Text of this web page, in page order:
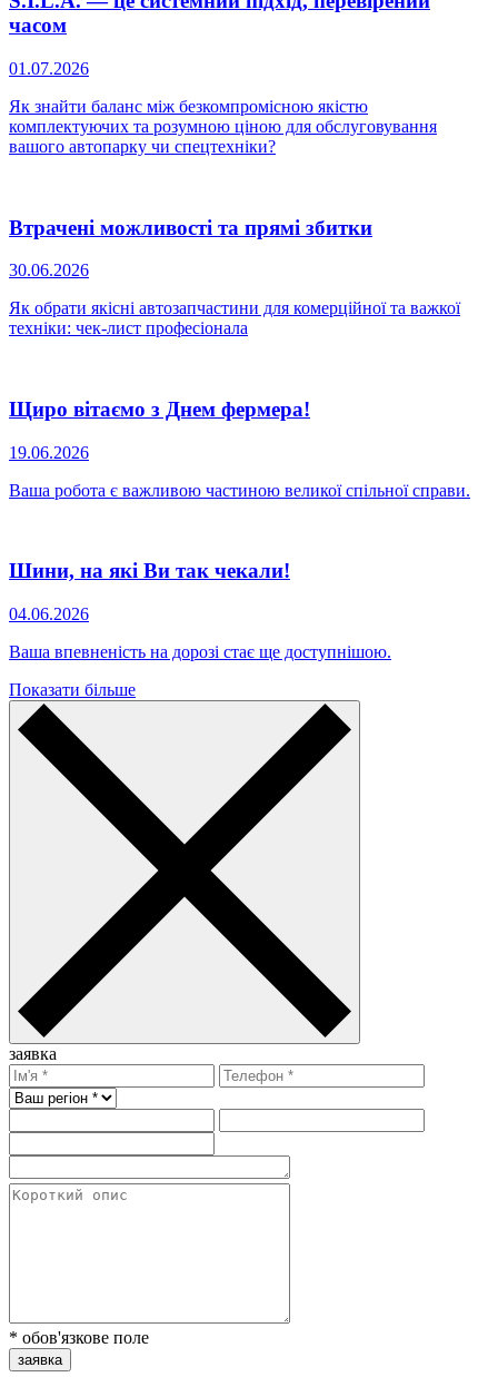
часом
01.07.2026
Як знайти баланс між безкомпромісною якістю
комплектуючих та розумною ціною для обслуговування
вашого автопарку чи спецтехніки?
Втрачені можливості та прямі збитки
30.06.2026
Як обрати якісні автозапчастини для комерційної та важкої
техніки: чек-лист професіонала
Щиро вітаємо з Днем фермера!
19.06.2026
Ваша робота є важливою частиною великої спільної справи.
Шини, на які Ви так чекали!
04.06.2026
Ваша впевненість на дорозі стає ще доступнішою.
Показати більше
заявка
* обов'язкове поле
заявка